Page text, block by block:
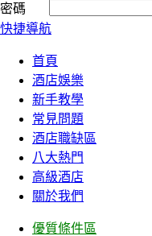
密碼
快捷導航
首頁
酒店娛樂
新手教學
常見問題
酒店職缺區
八大熱門
高級酒店
關於我們
優質條件區